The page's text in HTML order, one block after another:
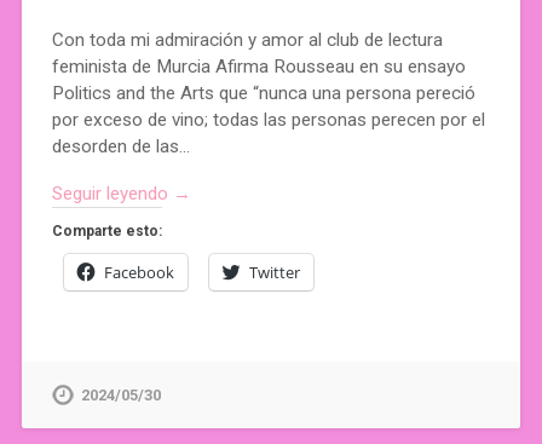
Con toda mi admiración y amor al club de lectura
feminista de Murcia Afirma Rousseau en su ensayo
Politics and the Arts que “nunca una persona pereció
por exceso de vino; todas las personas perecen por el
desorden de las…
Seguir leyendo →
Comparte esto:
Facebook Twitter
2024/05/30